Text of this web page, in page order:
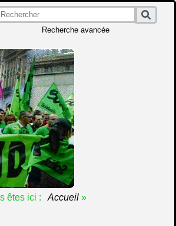
Recherche avancée
êtes ici : Accueil »